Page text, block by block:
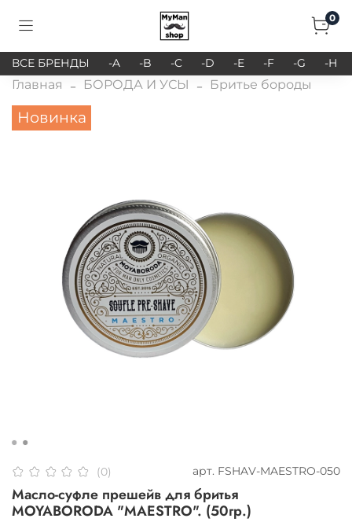
0
ВСЕ БРЕНДЫ -A -B -C -D -E -F -G -H
Главная БОРОДА И УСЫ Бритье бороды
Новинка
(0) арт. FSHAV-MAESTRO-050
Масло-суфле прешейв для бритья
MOYABORODA "MAESTRO". (50гр.)